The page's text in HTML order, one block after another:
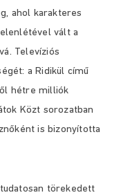
ahol karakteres
vált a
Televíziós
a Ridikül című
hétre milliók
Közt sorozatban
is bizonyította
törekedett